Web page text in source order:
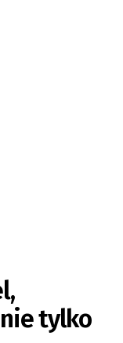
tylko